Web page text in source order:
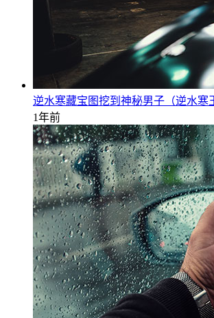
逆水寒藏宝图挖到神秘男子（逆水寒
1年前